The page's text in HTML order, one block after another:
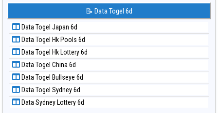
📝 Pola Dasar Taiwan
Data Togel Kuda Lari
Data Togel Magnum Cambodia
Data Togel Nagoya
Data Togel North Carolina Day
Data Togel Pcso
Data Togel Sao Paulo
Data Togel Singapore
Data Togel Sydney
📝 Data Togel 6d
Data Togel Japan 6d
Data Togel Hk Pools 6d
Data Togel Hk Lottery 6d
Data Togel China 6d
Data Togel Bullseye 6d
Data Togel Sydney 6d
Data Sydney Lottery 6d